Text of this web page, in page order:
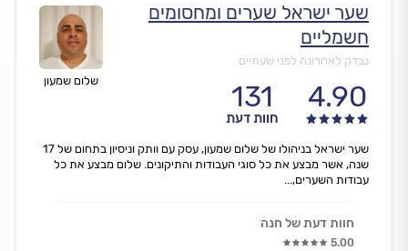
שלום שמעון
שער ישראל שערים ומחסומים
חשמליים
נבדק לאחרונה לפני שעתיים
4.90
131
חוות דעת
שער ישראל בניהולו של שלום שמעון, עסק עם וותק וניסיון בתחום של 17
שנה, אשר מבצע את כל סוגי העבודות והתיקונים. שלום מבצע את כל
עבודות השערים,...
חוות דעת של חנה
5.00